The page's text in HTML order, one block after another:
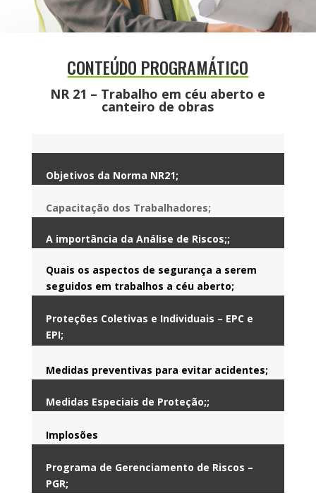
CONTEÚDO PROGRAMÁTICO
NR 21 – Trabalho em céu aberto e
canteiro de obras
Objetivos da Norma NR21;
Capacitação dos Trabalhadores;
A importância da Análise de Riscos;;
Quais os aspectos de segurança a serem
seguidos em trabalhos a céu aberto;
Proteções Coletivas e Individuais – EPC e
EPI;
Medidas preventivas para evitar acidentes;
Medidas Especiais de Proteção;;
Implosões
Programa de Gerenciamento de Riscos –
PGR;